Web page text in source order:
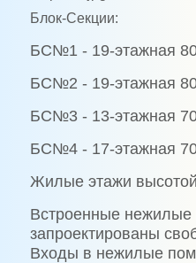
Блок-Секции:
БС№1 - 19-этажная
БС№2 - 19-этажная
БС№3 - 13-этажная
БС№4 - 17-этажная
Жилые этажи
Встроенные
запроектированы
Входы в нежилые